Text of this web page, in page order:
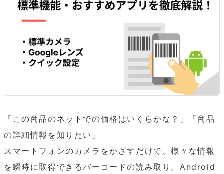
「この商品のネットでの価格はいくらかな？」「商品
の詳細情報を知りたい」
スマートフォンのカメラをかざすだけで、様々な情報
を瞬時に取得できるバーコードの読み取り。Android